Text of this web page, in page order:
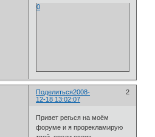
0
Поделиться 2
2008-
12-18 13:02:07
Привет регься на моём
форуме и я прорекламирую